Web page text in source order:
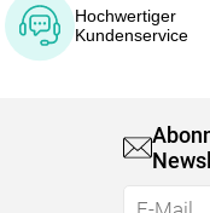
Hochwertiger
Kundenservice